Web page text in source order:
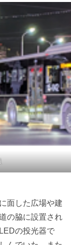
面した広場や建
の脇に設置され
の投光器で